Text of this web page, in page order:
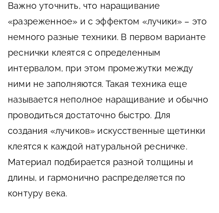
Важно уточнить, что наращивание
«разреженное» и с эффектом «лучики» – это
немного разные техники. В первом варианте
реснички клеятся с определенным
интервалом, при этом промежутки между
ними не заполняются. Такая техника еще
называется неполное наращивание и обычно
проводиться достаточно быстро. Для
создания «лучиков» искусственные щетинки
клеятся к каждой натуральной ресничке.
Материал подбирается разной толщины и
длины, и гармонично распределяется по
контуру века.